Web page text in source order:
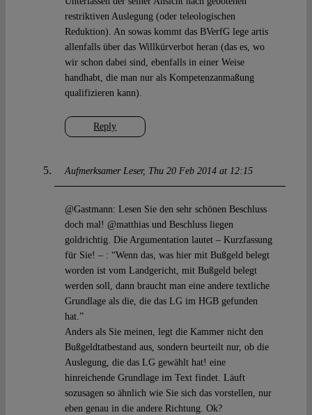
Reply
restriktiven Auslegung (oder teleologischen
Reduktion). An sowas kommt das BVerfG lege artis
allenfalls über das Willkürverbot heran (das es, wo
wir schon dabei sind, ebenfalls in einer Weise
handhabt, die man nur als Kompetenzanmaßung
qualifizieren kann).
Aufmerksamer Leser Thu 20 Feb 2014 at 12:15
@Gastmann: Lesen Sie den sehr schönen Beschluss
doch mal! @matthias und Beschluss liegen
goldrichtig. Die Argumentation lautet – Kurzfassung
für Sie! – : “Wenn das, was hier mit Bußgeld belegt
worden ist vom Landgericht, mit Bußgeld belegt
werden soll, dann braucht man eine andere textliche
Grundlage als die, die das LG im HGB gefunden
hat.”
Anders als Sie meinen, legt die Kammer nicht den
Bußgeldtatbestand aus, sondern beurteilt nur, ob die
Auslegung, die das LG gewählt hat! eine
hinreichende Grundlage im Text findet. Läuft
sozusagen so ähnlich wie Sie sich das vorstellen, nur
eben genau in die andere Richtung. Ok?